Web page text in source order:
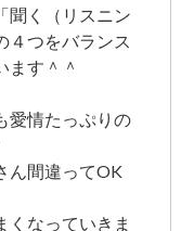
聞く（リスニン
４つをバランス
ます＾＾
愛情たっぷりの
ん間違ってOK
くなっていきま